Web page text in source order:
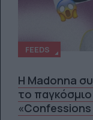
FEEDS
Η Madonna
το
«Confessions